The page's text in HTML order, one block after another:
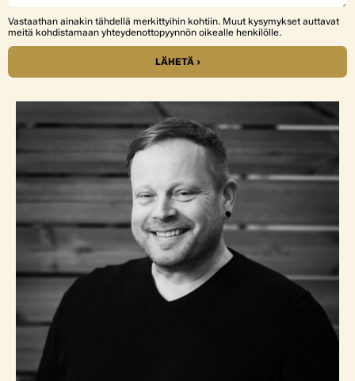
Vastaathan ainakin tähdellä merkittyihin kohtiin. Muut kysymykset auttavat
meitä kohdistamaan yhteydenottopyynnön oikealle henkilölle.
LÄHETÄ ›